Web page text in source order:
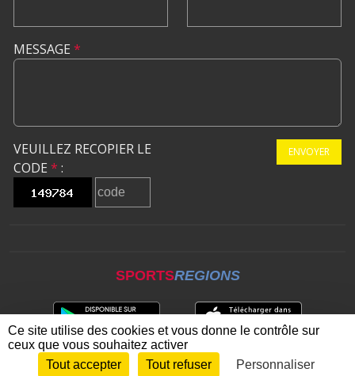
MESSAGE *
VEUILLEZ RECOPIER LE
CODE * :
ENVOYER
SPORTSREGIONS
Envie de participer ? CONNEXION
Ce site utilise des cookies et vous donne le contrôle sur
ceux que vous souhaitez activer
Tout accepter
Tout refuser Personnaliser